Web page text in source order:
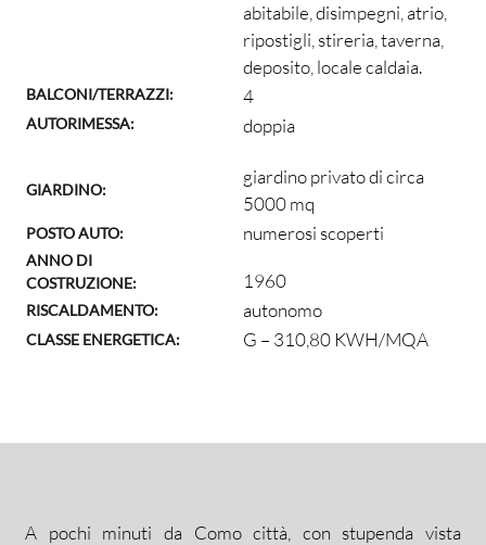
abitabile, disimpegni, atrio,
ripostigli, stireria, taverna,
deposito, locale caldaia.
BALCONI/TERRAZZI: 4
AUTORIMESSA: doppia
GIARDINO:
giardino privato di circa
5000 mq
POSTO AUTO: numerosi scoperti
ANNO DI
COSTRUZIONE:
1960
RISCALDAMENTO: autonomo
CLASSE ENERGETICA: G – 310,80 KWH/MQA
A pochi minuti da Como città, con stupenda vista